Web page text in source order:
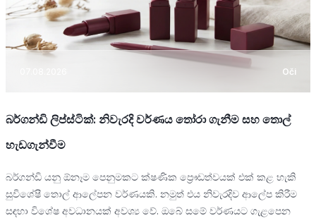
Oči
බර්ගන්ඩි ලිප්ස්ටික්: නිවැරදි වර්ණය තෝරා ගැනීම සහ තොල්
හැඩගැන්වීම
බර්ගන්ඩි යනු ඕනෑම පෙනුමකට ක්ෂණික ප්‍රෞඩත්වයක් එක් කළ හැකි
සුවිශේෂී තොල් ආලේපන වර්ණයකි. නමුත් එය නිවැරදිව ආලේප කිරීම
සඳහා විශේෂ අවධානයක් අවශ්‍ය වේ. ඔබේ සමේ වර්ණයට ගැළපෙන